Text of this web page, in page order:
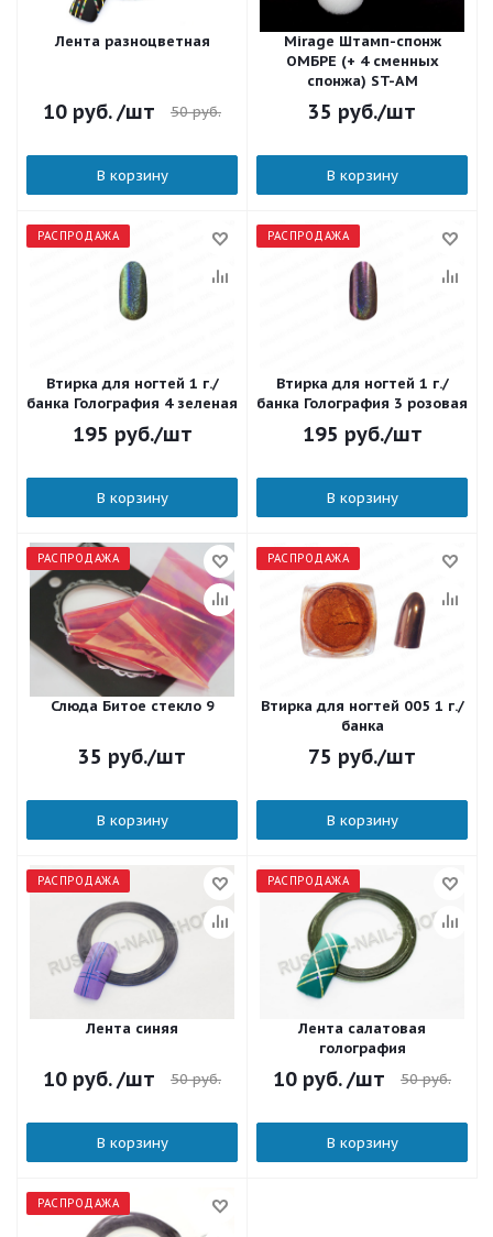
Лента разноцветная
10 руб. /шт 50руб.
В корзину
Mirage Штамп-спонж
ОМБРЕ (+ 4 сменных
спонжа) ST-AM
35 руб./шт
В корзину
РАСПРОДАЖА
Втирка для ногтей 1 г./
банка Голография 4 зеленая
195 руб./шт
В корзину
РАСПРОДАЖА
Втирка для ногтей 1 г./
банка Голография 3 розовая
195 руб./шт
В корзину
РАСПРОДАЖА
Слюда Битое стекло 9
35 руб./шт
В корзину
РАСПРОДАЖА
Втирка для ногтей 005 1 г./
банка
75 руб./шт
В корзину
РАСПРОДАЖА
Лента синяя
10 руб. /шт 50руб.
В корзину
РАСПРОДАЖА
Лента салатовая
голография
10 руб. /шт 50руб.
В корзину
РАСПРОДАЖА